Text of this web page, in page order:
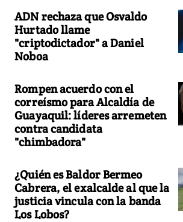
ADN rechaza que Osvaldo
Hurtado llame
"criptodictador" a Daniel
Noboa
Rompen acuerdo con el
correísmo para Alcaldía de
Guayaquil: líderes arremeten
contra candidata
"chimbadora"
¿Quién es Baldor Bermeo
Cabrera, el exalcalde al que la
justicia vincula con la banda
Los Lobos?